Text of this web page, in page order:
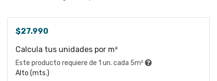
$27.990
Calcula tus unidades por m²
Este producto requiere de 1 un. cada 5m²
Alto (mts.)